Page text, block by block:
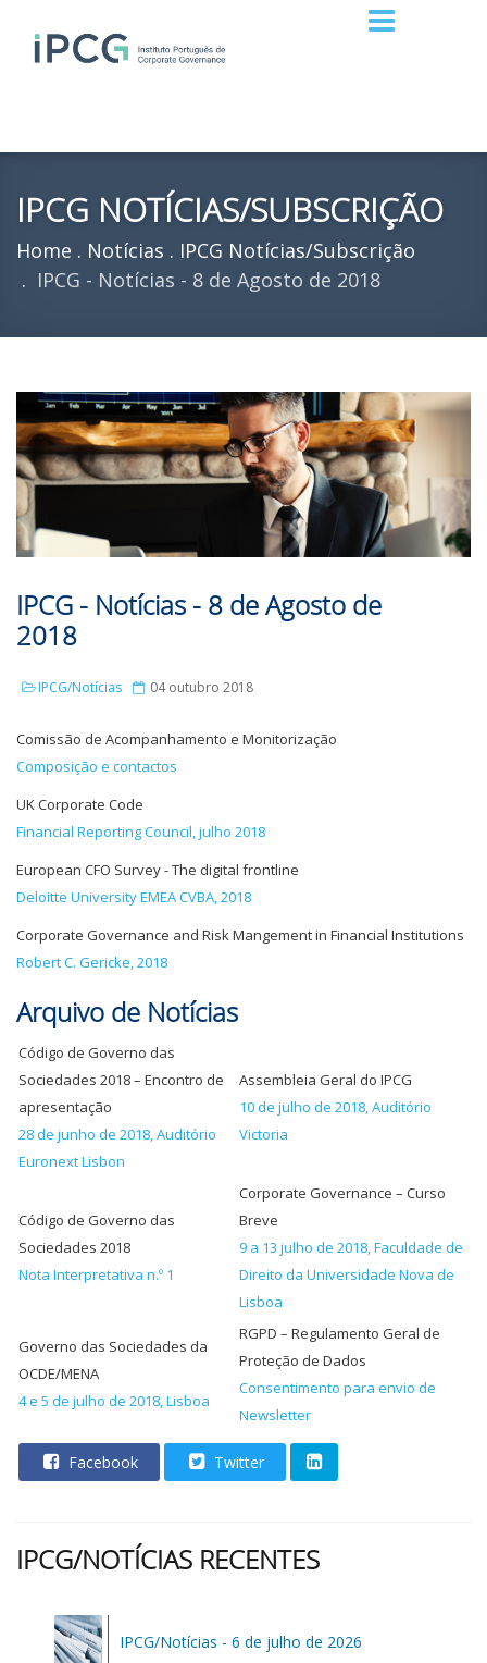
IPCG NOTÍCIAS/SUBSCRIÇÃO
Home Notícias
IPCG Notícias/Subscrição
IPCG - Notícias - 8 de Agosto de 2018
IPCG - Notícias - 8 de Agosto de
2018
IPCG/Notícias 04 outubro 2018
Comissão de Acompanhamento e Monitorização
Composição e contactos
UK Corporate Code
Financial Reporting Council, julho 2018
European CFO Survey - The digital frontline
Deloitte University EMEA CVBA, 2018
Corporate Governance and Risk Mangement in Financial Institutions
Robert C. Gericke, 2018
Arquivo de Notícias
Código de Governo das
Sociedades 2018 – Encontro de
apresentação
28 de junho de 2018, Auditório
Euronext Lisbon
Assembleia Geral do IPCG
10 de julho de 2018, Auditório
Victoria
Código de Governo das
Sociedades 2018
Nota Interpretativa n.º 1
Corporate Governance – Curso
Breve
9 a 13 julho de 2018, Faculdade de
Direito da Universidade Nova de
Lisboa
Governo das Sociedades da
OCDE/MENA
4 e 5 de julho de 2018, Lisboa
RGPD – Regulamento Geral de
Proteção de Dados
Consentimento para envio de
Newsletter
Facebook Twitter
IPCG/NOTÍCIAS RECENTES
IPCG/Notícias - 6 de julho de 2026